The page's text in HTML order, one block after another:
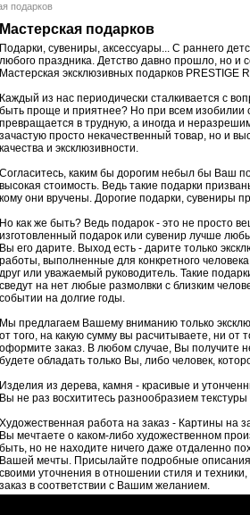
подарков
Мастерская подарков
Подарки, сувениры, аксессуары... С раннего
любого праздника. Детство давно прошло, но и
Мастерская эксклюзивных подарков PRESTIGE
Каждый из нас периодически сталкивается с
быть проще и приятнее? Но при всем изобилии
превращается в трудную, а иногда и
зачастую просто некачественный товар, но и
качества и эксклюзивности.
Согласитесь, каким бы дорогим небыл бы Ваш
высокая стоимость. Ведь такие подарки
кому они вручены. Дорогие подарки, сувениры
Но как же быть? Ведь подарок - это не просто
изготовленный подарок или сувенир лучше
Вы его дарите. Выход есть - дарите только
работы, выполненные для конкретного
друг или уважаемый руководитель. Такие
сведут на нет любые размолвки с близким
событии на долгие годы.
Мы предлагаем Вашему вниманию только
от того, на какую сумму вы расчитываете, ни от
оформите заказ. В любом случае, Вы получите
будете обладать только Вы, либо человек,
Изделия из дерева, камня - красивые и
Вы не раз восхититесь разнообразием
Художественная работа на заказ - Картины на
Вы мечтаете о каком-либо художественном
быть, но не находите ничего даже отдаленно
Вашей мечты. Присылайте подробные
своими уточнения в отношении стиля и
заказ в соответствии с Вашим желанием.